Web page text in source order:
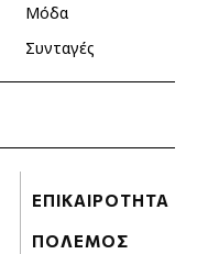
Μόδα
Συνταγές
ΕΠΙΚΑΙΡΟΤΗΤΑ
ΠΟΛΕΜΟΣ